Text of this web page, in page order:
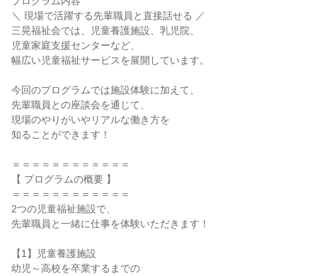
＼ 現場で活躍する先輩職員と直接話せる ／
三晃福祉会では、児童養護施設、乳児院、
児童家庭支援センターなど、
幅広い児童福祉サービスを展開しています。
今回のプログラムでは施設体験に加えて、
先輩職員との座談会を通じて、
現場のやりがいやリアルな働き方を
知ることができます！
＝＝＝＝＝＝＝＝＝＝＝＝
【 プログラムの概要 】
＝＝＝＝＝＝＝＝＝＝＝＝
2つの児童福祉施設で、
先輩職員と一緒に仕事を体験いただきます！
【1】児童養護施設
幼児～高校を卒業するまでの